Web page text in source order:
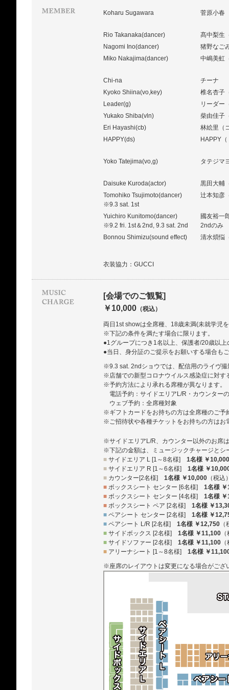
Koharu Sugawara 菅原小春
Rio Takanaka(dancer)
髙中梨生
Nagomi Ino(dancer)
猪野なご
Miko Nakajima(dancer)
中嶋美虹
Chi-na
チーナ
Kyoko Shiina(vo,key)
椎名杏子
Leader(g)
リーダー
Yukako Shiba(vln)
柴由佳子
Eri Hayashi(cb)
林絵里（
HAPPY(ds)
HAPPY
Yoko Tatejima(vo,g) タテジマ
Daisuke Kuroda(actor)
黒田大輔
Tomohiko Tsujimoto(dancer)
※9.3 sat. 1st
辻本知彦
Yuichiro Kunitomo(dancer)
※9.2 fri. 1st＆2nd, 9.3 sat. 2nd
國友裕一
2ndのみ
Bonnou Shimizu(sound effect)
清水煩悩
衣装協力：GUCCI
[会場でのご観覧]
￥10,000 （税込）
両日1st showは全席種、18歳未満(未就学児
※下記の条件を満たす場合に限ります。
●1グループにつき1名以上、保護者/20歳以
●当日、身分証のご提示をお願いする場合も
※9.3 sat. 2ndショウでは、配信用のライヴ撮
※店舗での新型コロナウイルス感染症に対す
※予約方法により承れる席種が異なります。
電話予約：サイドエリアL/R・カウンター
ウェブ予約：全席種対象
※ギフトカードをお持ちの方は全席種のご予
※ご招待状や各種チケットをお持ちの方はお
※サイドエリアL/R、カウンター以外のお席
※下記の金額は、ミュージックチャージとシ
■ サイドエリア L [1～8名様] 1名様 ￥10,000
■ サイドエリア R [1～6名様] 1名様 ￥
■ カウンター[2名様] 1名様 ￥10,000 （税込
■ ボックスシート センター [6名様] 1名様
■ ボックスシート センター [4名様] 1名様
■ ボックスシート ペア [2名様] 1名様 ￥
■ ペアシート センター [2名様] 1名様 ￥
■ ペアシート L/R [2名様] 1名様 ￥12,750
■ サイドボックス [2名様] 1名様 ￥11,100
■ サイドソファー [2名様] 1名様 ￥11,100
■ アリーナシート [1～8名様] 1名様 ￥
※座席のレイアウトは変更になる場合がござ